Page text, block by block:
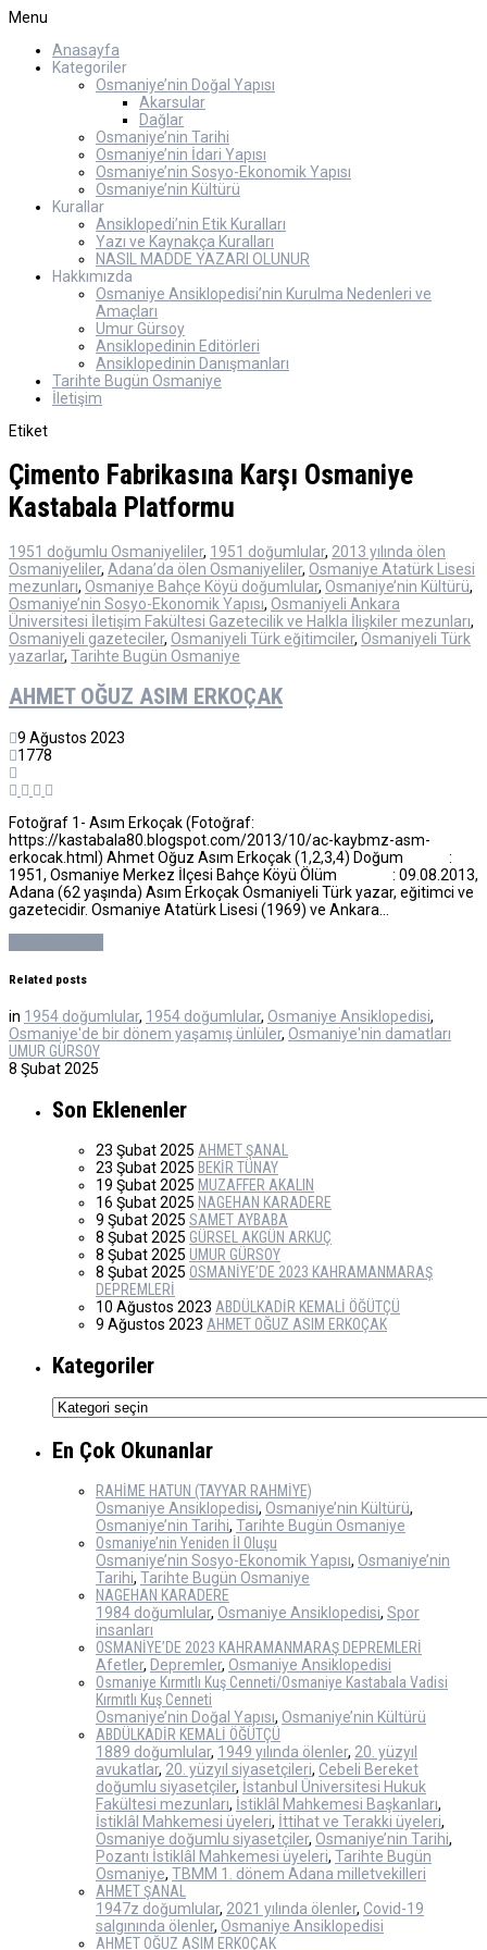
Menu
Anasayfa
Kategoriler
Osmaniye’nin Doğal Yapısı
Akarsular
Dağlar
Osmaniye’nin Tarihi
Osmaniye’nin İdari Yapısı
Osmaniye’nin Sosyo-Ekonomik Yapısı
Osmaniye’nin Kültürü
Kurallar
Ansiklopedi’nin Etik Kuralları
Yazı ve Kaynakça Kuralları
NASIL MADDE YAZARI OLUNUR
Hakkımızda
Osmaniye Ansiklopedisi’nin Kurulma Nedenleri ve
Amaçları
Umur Gürsoy
Ansiklopedinin Editörleri
Ansiklopedinin Danışmanları
Tarihte Bugün Osmaniye
İletişim
Etiket
Çimento Fabrikasına Karşı Osmaniye
Kastabala Platformu
1951 doğumlu Osmaniyeliler, 1951 doğumlular, 2013 yılında ölen
Osmaniyeliler, Adana’da ölen Osmaniyeliler, Osmaniye Atatürk Lisesi
mezunları, Osmaniye Bahçe Köyü doğumlular, Osmaniye’nin Kültürü,
Osmaniye’nin Sosyo-Ekonomik Yapısı, Osmaniyeli Ankara
Üniversitesi İletişim Fakültesi Gazetecilik ve Halkla İlişkiler mezunları,
Osmaniyeli gazeteciler, Osmaniyeli Türk eğitimciler, Osmaniyeli Türk
yazarlar, Tarihte Bugün Osmaniye
AHMET OĞUZ ASIM ERKOÇAK
9 Ağustos 2023
1778
Fotoğraf 1- Asım Erkoçak (Fotoğraf:
https://kastabala80.blogspot.com/2013/10/ac-kaybmz-asm-
erkocak.html) Ahmet Oğuz Asım Erkoçak (1,2,3,4) Doğum :
1951, Osmaniye Merkez İlçesi Bahçe Köyü Ölüm : 09.08.2013,
Adana (62 yaşında) Asım Erkoçak Osmaniyeli Türk yazar, eğitimci ve
gazetecidir. Osmaniye Atatürk Lisesi (1969) ve Ankara…
Related posts
in 1954 doğumlular, 1954 doğumlular, Osmaniye Ansiklopedisi,
Osmaniye'de bir dönem yaşamış ünlüler, Osmaniye'nin damatları
UMUR GÜRSOY
8 Şubat 2025
Son Eklenenler
23 Şubat 2025 AHMET ŞANAL
23 Şubat 2025 BEKİR TÜNAY
19 Şubat 2025 MUZAFFER AKALIN
16 Şubat 2025 NAGEHAN KARADERE
9 Şubat 2025 SAMET AYBABA
8 Şubat 2025 GÜRSEL AKGÜN ARKUÇ
8 Şubat 2025 UMUR GÜRSOY
8 Şubat 2025 OSMANİYE’DE 2023 KAHRAMANMARAŞ
DEPREMLERİ
10 Ağustos 2023 ABDÜLKADİR KEMALİ ÖĞÜTÇÜ
9 Ağustos 2023 AHMET OĞUZ ASIM ERKOÇAK
Kategoriler
Kategoriler
En Çok Okunanlar
RAHİME HATUN (TAYYAR RAHMİYE)
Osmaniye Ansiklopedisi, Osmaniye’nin Kültürü,
Osmaniye’nin Tarihi, Tarihte Bugün Osmaniye
Osmaniye’nin Yeniden İl Oluşu
Osmaniye’nin Sosyo-Ekonomik Yapısı, Osmaniye’nin
Tarihi, Tarihte Bugün Osmaniye
NAGEHAN KARADERE
1984 doğumlular, Osmaniye Ansiklopedisi, Spor
insanları
OSMANİYE’DE 2023 KAHRAMANMARAŞ DEPREMLERİ
Afetler, Depremler, Osmaniye Ansiklopedisi
Osmaniye Kırmıtlı Kuş Cenneti/Osmaniye Kastabala Vadisi
Kırmıtlı Kuş Cenneti
Osmaniye’nin Doğal Yapısı, Osmaniye’nin Kültürü
ABDÜLKADİR KEMALİ ÖĞÜTÇÜ
1889 doğumlular, 1949 yılında ölenler, 20. yüzyıl
avukatlar, 20. yüzyıl siyasetçileri, Cebeli Bereket
doğumlu siyasetçiler, İstanbul Üniversitesi Hukuk
Fakültesi mezunları, İstiklâl Mahkemesi Başkanları,
İstiklâl Mahkemesi üyeleri, İttihat ve Terakki üyeleri,
Osmaniye doğumlu siyasetçiler, Osmaniye’nin Tarihi,
Pozantı İstiklâl Mahkemesi üyeleri, Tarihte Bugün
Osmaniye, TBMM 1. dönem Adana milletvekilleri
AHMET ŞANAL
1947z doğumlular, 2021 yılında ölenler, Covid-19
salgınında ölenler, Osmaniye Ansiklopedisi
AHMET OĞUZ ASIM ERKOÇAK